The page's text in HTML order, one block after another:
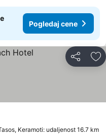
Pogledaj cene
Deli
cene
Keramoti: udaljenost 16.7 km